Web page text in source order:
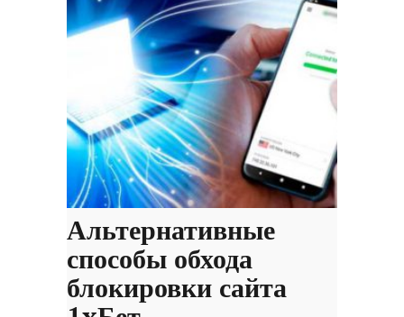
Альтернативные
способы обхода
блокировки сайта